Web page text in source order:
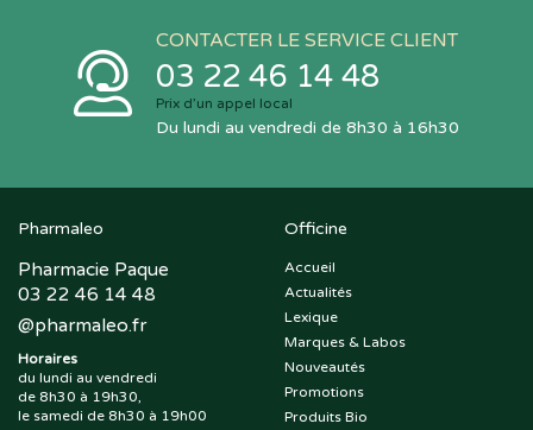
CONTACTER LE SERVICE CLIENT
03 22 46 14 48
Prix d’un appel local
Du lundi au vendredi de 8h30 à 16h30
Pharmaleo
Pharmacie Paque
03 22 46 14 48
@pharmaleo.fr
Horaires
du lundi au vendredi
de 8h30 à 19h30,
le samedi de 8h30 à 19h00
Officine
Accueil
Actualités
Lexique
Marques & Labos
Nouveautés
Promotions
Produits Bio